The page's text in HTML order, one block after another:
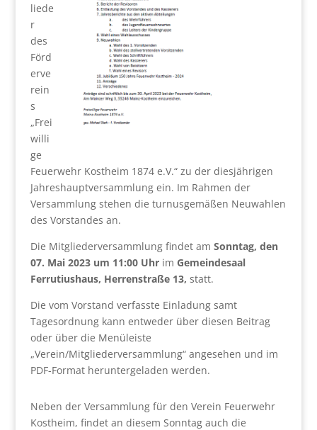
liede
r
des
Förd
erve
rein
s
„Frei
willi
ge
Feuerwehr Kostheim 1874 e.V.“ zu der diesjährigen
Jahreshauptversammlung ein. Im Rahmen der
Versammlung stehen die turnusgemäßen Neuwahlen
des Vorstandes an.
Die Mitgliederversammlung findet am Sonntag, den
07. Mai 2023 um 11:00 Uhrim Gemeindesaal
Ferrutiushaus, Herrenstraße 13, statt.
Die vom Vorstand verfasste Einladung samt
Tagesordnung kann entweder über diesen Beitrag
oder über die Menüleiste
„Verein/Mitgliederversammlung“ angesehen und im
PDF-Format heruntergeladen werden.
Neben der Versammlung für den Verein Feuerwehr
Kostheim, findet an diesem Sonntag auch die